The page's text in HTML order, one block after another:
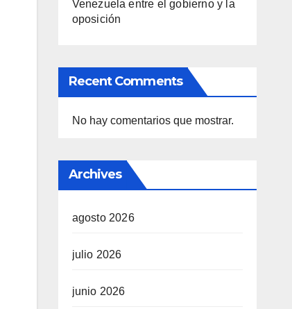
Venezuela entre el gobierno y la
oposición
Recent Comments
No hay comentarios que mostrar.
Archives
agosto 2026
julio 2026
junio 2026